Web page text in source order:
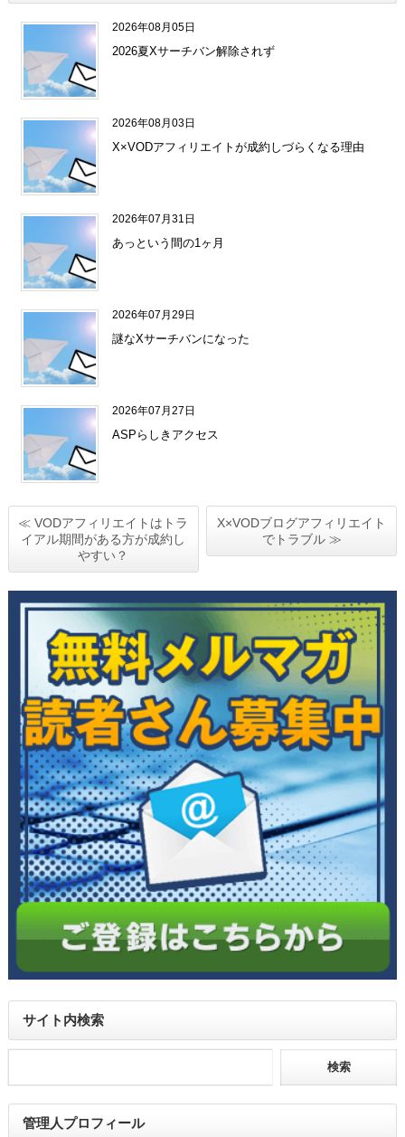
2026年08月05日
2026夏Xサーチバン解除されず
2026年08月03日
X×VODアフィリエイトが成約しづらくなる理由
2026年07月31日
あっという間の1ヶ月
2026年07月29日
謎なXサーチバンになった
2026年07月27日
ASPらしきアクセス
≪ VODアフィリエイトはトラ
イアル期間がある方が成約し
やすい？
X×VODブログアフィリエイト
でトラブル ≫
サイト内検索
管理人プロフィール